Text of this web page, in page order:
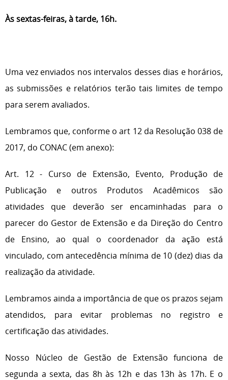
Às sextas-feiras, à tarde, 16h.
Uma vez enviados nos intervalos desses dias e horários,
as submissões e relatórios terão tais limites de tempo
para serem avaliados.
Lembramos que, conforme o art 12 da Resolução 038 de
2017, do CONAC (em anexo):
Art. 12 - Curso de Extensão, Evento, Produção de
Publicação e outros Produtos Acadêmicos são
atividades que deverão ser encaminhadas para o
parecer do Gestor de Extensão e da Direção do Centro
de Ensino, ao qual o coordenador da ação está
vinculado, com antecedência mínima de 10 (dez) dias da
realização da atividade.
Lembramos ainda a importância de que os prazos sejam
atendidos, para evitar problemas no registro e
certificação das atividades.
Nosso Núcleo de Gestão de Extensão funciona de
segunda a sexta, das 8h às 12h e das 13h às 17h. E o